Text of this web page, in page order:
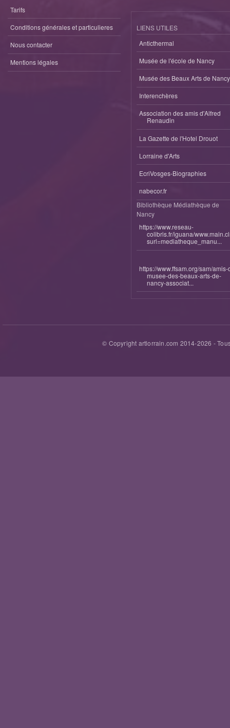
Tarifs
Conditions générales et particulieres
Nous contacter
Mentions légales
LIENS UTILES
Anticthermal
Musée de l'école de Nancy
Musée des Beaux Arts de Nancy
Interenchères
Association des amis d'Alfred
Renaudin
La Gazette de l'Hotel Drouot
Lorraine d'Arts
EcriVosges-Biographies
nabecor.fr
Bibliothèque Médiathèque de
Nancy
https://www.reseau-
colibris.fr/iguana/
surl=mediatheque_manu...
https://www.ffsam.org/sam/amis-
musee-des-beaux-arts-de-
nancy-associat...
© Copyright artlorrain.com 2014-2026 -